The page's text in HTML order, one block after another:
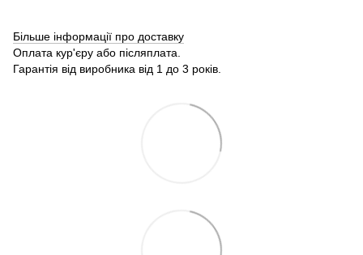
Більше інформації про доставку
Оплата кур'єру або післяплата.
Гарантія від виробника від 1 до 3 років.